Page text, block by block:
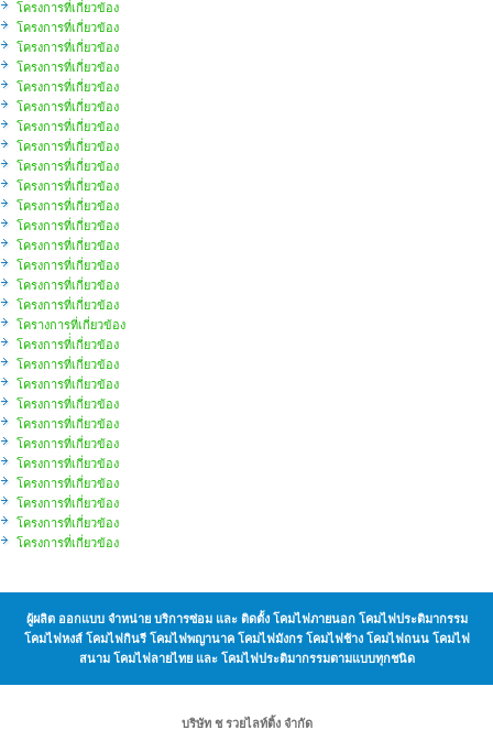
โครงการที่เกี่ยวข้อง
โครงการที่เกี่ยวข้อง
โครงการที่เกี่ยวข้อง
โครงการที่เกี่ยวข้อง
โครงการที่เกี่ยวข้อง
โครงการที่เกี่ยวข้อง
โครงการที่เกี่ยวข้อง
โครงการที่เกี่ยวข้อง
โครงการที่เกี่ยวข้อง
โครงการที่เกี่ยวข้อง
โครงการที่เกี่ยวข้อง
โครงการที่เกี่ยวข้อง
โครงการที่เกี่ยวข้อง
โครงการที่เกี่ยวข้อง
โครงการที่เกี่ยวข้อง
โครงการที่เกี่ยวข้อง
โครางการที่เกี่ยวข้อง
โครงการที่่เกี่ยวข้อง
โครงการที่เกี่ยวข้อง
โครงการที่เกี่ยวข้อง
โครงการที่เกี่ยวข้อง
โครงการที่เกี่ยวข้อง
โครงการที่เกี่ยวข้อง
โครงการที่เกี่ยวข้อง
โครงการที่เกี่ยวข้อง
โครงการที่เกี่ยวข้อง
โครงการที่เกี่ยวข้อง
โครงการที่เกี่ยวข้อง
ผู้ผลิต ออกแบบ จำหน่าย บริการซ่อม และ ติดตั้ง โคมไฟภายนอก โคมไฟประติมากรรม
โคมไฟหงส์ โคมไฟกินรี โคมไฟพญานาค โคมไฟมังกร โคมไฟช้าง โคมไฟถนน โคมไฟ
สนาม โคมไฟลายไทย และ โคมไฟประติมากรรมตามแบบทุกชนิด
บริษัท ช รวยไลท์ติ้ง จำกัด